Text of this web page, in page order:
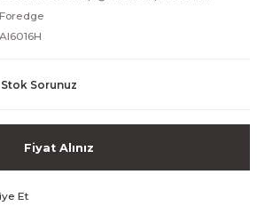
Foredge
AI6016H
Stok Sorunuz
Fiyat Alınız
Et